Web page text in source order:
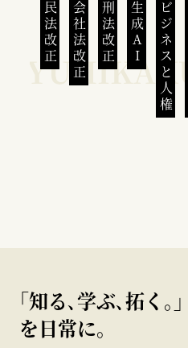
民法改正 会社法改正 刑法改正 生成AI ビジネスと人権
｢知る､学ぶ､拓く｡｣
を日常に。